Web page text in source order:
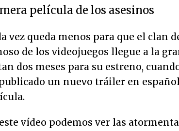
película de los asesinos
vez queda menos para que el clan
de los videojuegos llegue a la
dos meses para su estreno,
un nuevo tráiler en
vídeo podemos ver las